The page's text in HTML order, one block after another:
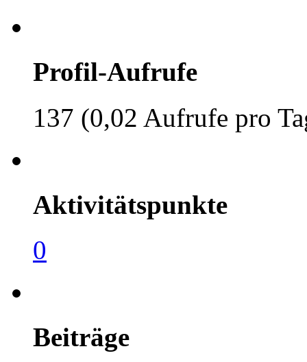
Profil-Aufrufe
137 (0,02 Aufrufe pro
Aktivitätspunkte
0
Beiträge